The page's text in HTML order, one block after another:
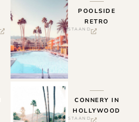
POOLSIDE
RETRO
STAAND
CONNERY IN
HOLLYWOOD
STAAND